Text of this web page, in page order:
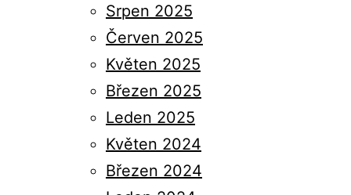
Srpen 2025
Červen 2025
Květen 2025
Březen 2025
Leden 2025
Květen 2024
Březen 2024